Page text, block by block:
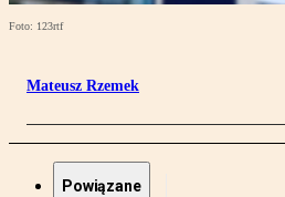
Foto: 123rtf
Mateusz Rzemek
Powiązane